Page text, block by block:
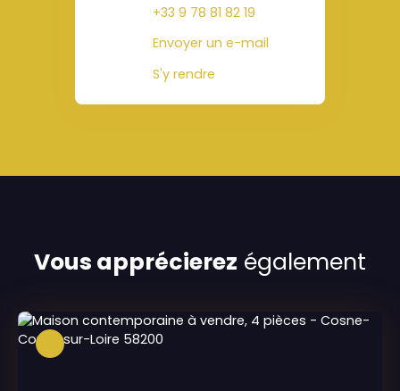
+33 9 78 81 82 19
Envoyer un e-mail
S'y rendre
Vous apprécierez également